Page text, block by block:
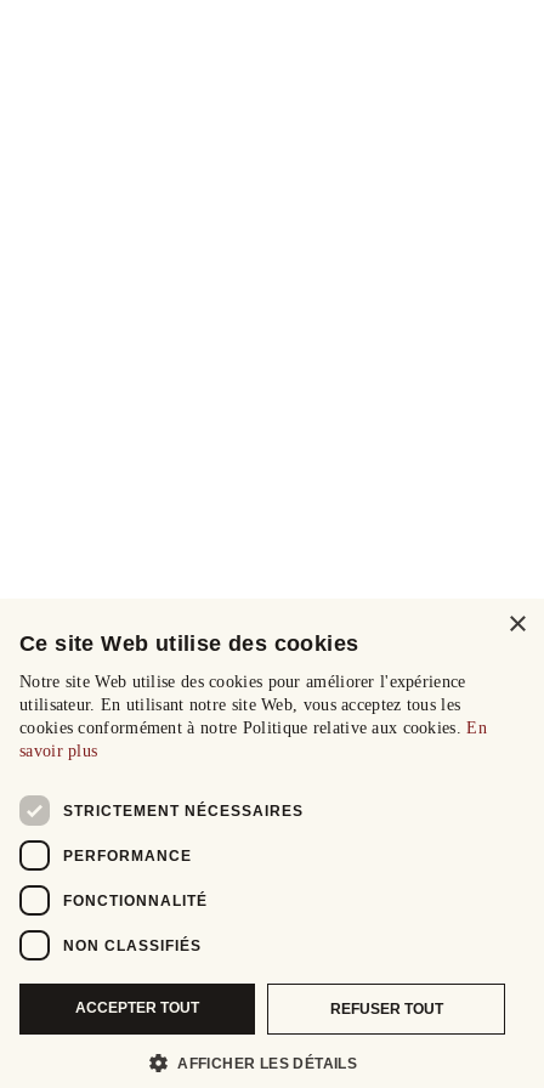
×
Ce site Web utilise des cookies
Notre site Web utilise des cookies pour améliorer l'expérience
utilisateur. En utilisant notre site Web, vous acceptez tous les
cookies conformément à notre Politique relative aux cookies.En
savoir plus
STRICTEMENT NÉCESSAIRES
PERFORMANCE
FONCTIONNALITÉ
NON CLASSIFIÉS
ACCEPTER TOUT REFUSER TOUT
AFFICHER LES DÉTAILS